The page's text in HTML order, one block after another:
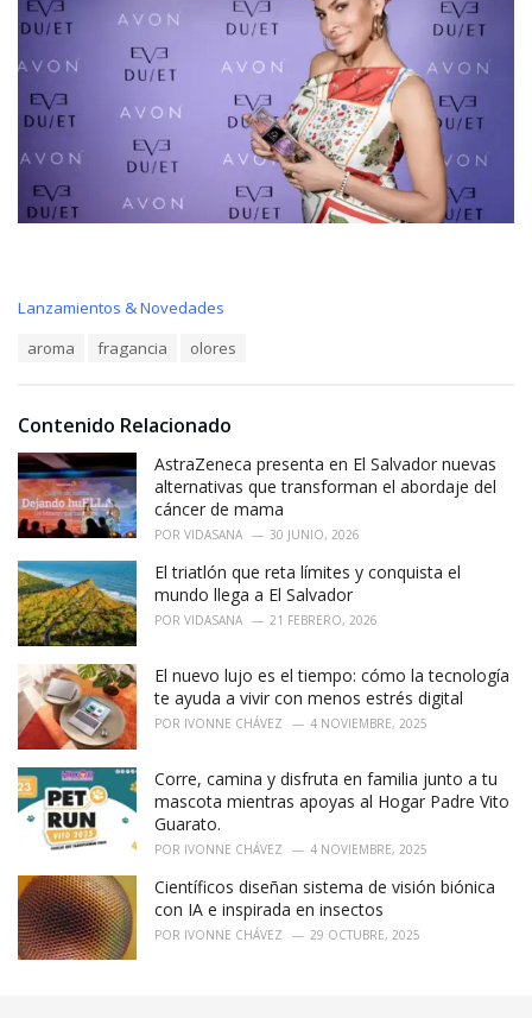
C
o
r
i
e
s
:
Lanzamientos & Novedades
:
aroma fragancia olores
Contenido Relacionado
AstraZeneca presenta en El Salvador nuevas
alternativas que transforman el abordaje del
cáncer de mama
POR VIDASANA 30 JUNIO, 2026
El triatlón que reta límites y conquista el
mundo llega a El Salvador
POR VIDASANA 21 FEBRERO, 2026
El nuevo lujo es el tiempo: cómo la tecnología
te ayuda a vivir con menos estrés digital
POR IVONNE CHÁVEZ 4 NOVIEMBRE, 2025
Corre, camina y disfruta en familia junto a tu
mascota mientras apoyas al Hogar Padre Vito
Guarato.
POR IVONNE CHÁVEZ 4 NOVIEMBRE, 2025
Científicos diseñan sistema de visión biónica
con IA e inspirada en insectos
POR IVONNE CHÁVEZ 29 OCTUBRE, 2025